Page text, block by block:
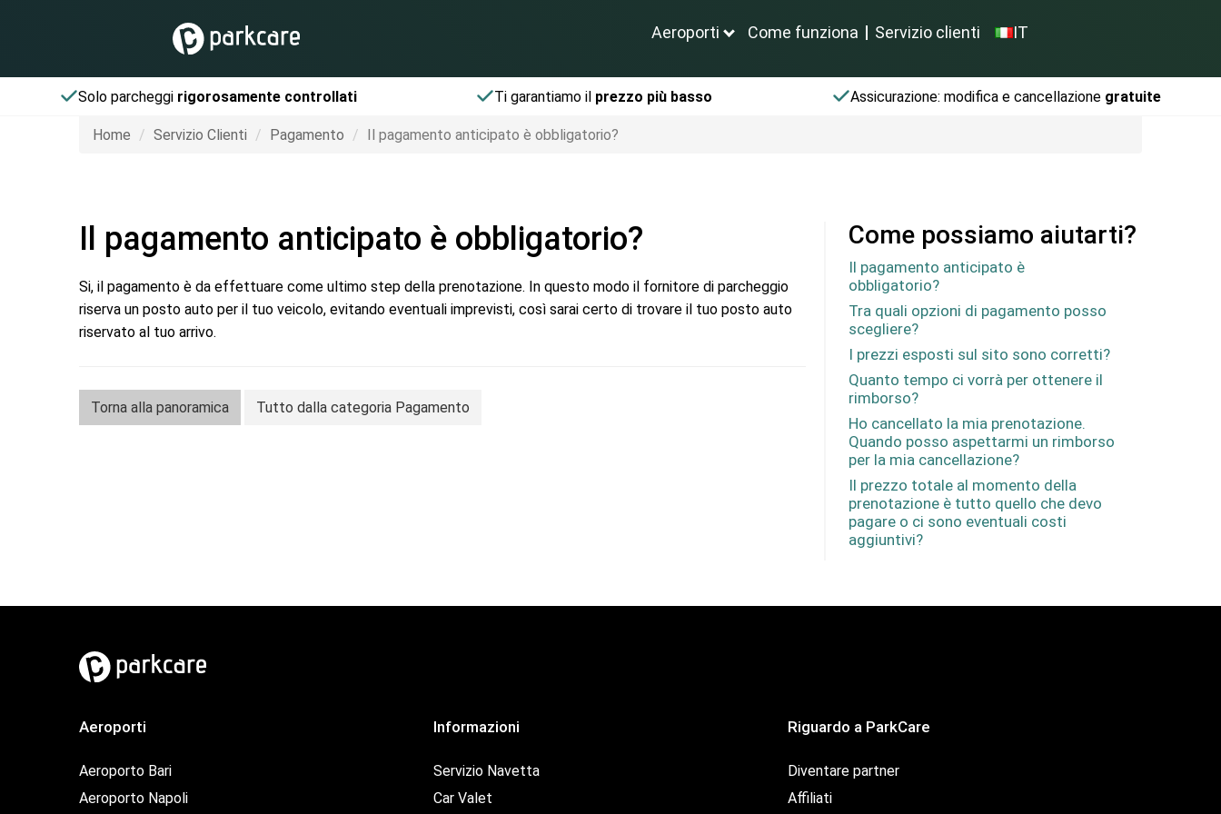
Aeroporti Come funziona Servizio clienti IT
Solo parcheggi rigorosamente controllati Ti garantiamo il prezzo più basso Assicurazione: modifica e cancellazione gratuite
Home Servizio Clienti Pagamento Il pagamento anticipato è obbligatorio?
Il pagamento anticipato è obbligatorio?
Si, il pagamento è da effettuare come ultimo step della prenotazione. In questo modo il fornitore di parcheggio
riserva un posto auto per il tuo veicolo, evitando eventuali imprevisti, così sarai certo di trovare il tuo posto auto
riservato al tuo arrivo.
Torna alla panoramica Tutto dalla categoria Pagamento
Come possiamo aiutarti?
Il pagamento anticipato è
obbligatorio?
Tra quali opzioni di pagamento posso
scegliere?
I prezzi esposti sul sito sono corretti?
Quanto tempo ci vorrà per ottenere il
rimborso?
Ho cancellato la mia prenotazione.
Quando posso aspettarmi un rimborso
per la mia cancellazione?
Il prezzo totale al momento della
prenotazione è tutto quello che devo
pagare o ci sono eventuali costi
aggiuntivi?
Aeroporti
Aeroporto Bari
Aeroporto Napoli
Informazioni
Servizio Navetta
Car Valet
Riguardo a ParkCare
Diventare partner
Affiliati